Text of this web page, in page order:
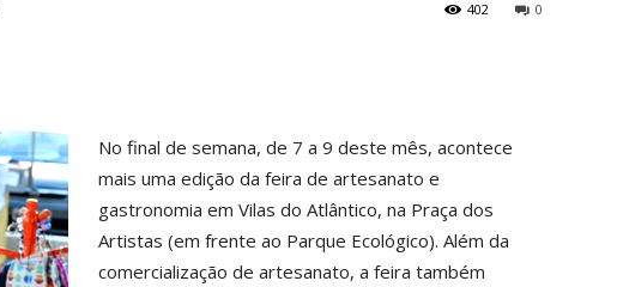
0
402
No final de semana, de 7 a 9 deste mês, acontece
mais uma edição da feira de artesanato e
gastronomia em Vilas do Atlântico, na Praça dos
Artistas (em frente ao Parque Ecológico). Além da
comercialização de artesanato, a feira também